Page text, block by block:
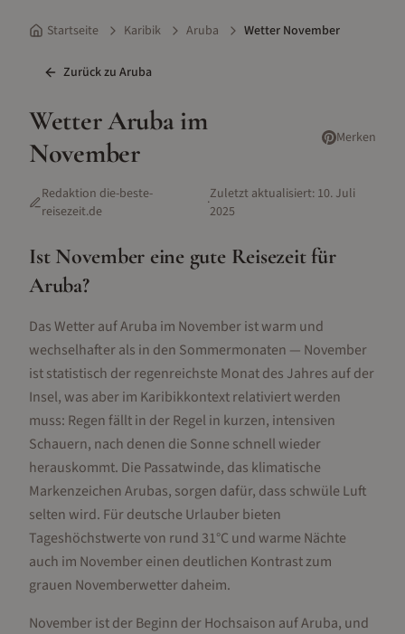
Startseite Karibik Aruba Wetter November
Zurück zu Aruba
WetterArubaim
November
Merken
Redaktion die-beste-
reisezeit.de
·Zuletzt aktualisiert: 10. Juli
2025
Ist November eine gute Reisezeit für
Aruba?
Das Wetter auf Aruba im November ist warm und
wechselhafter als in den Sommermonaten — November
ist statistisch der regenreichste Monat des Jahres auf der
Insel, was aber im Karibikkontext relativiert werden
muss: Regen fällt in der Regel in kurzen, intensiven
Schauern, nach denen die Sonne schnell wieder
herauskommt. Die Passatwinde, das klimatische
Markenzeichen Arubas, sorgen dafür, dass schwüle Luft
selten wird. Für deutsche Urlauber bieten
Tageshöchstwerte von rund 31°C und warme Nächte
auch im November einen deutlichen Kontrast zum
grauen Novemberwetter daheim.
November ist der Beginn der Hochsaison auf Aruba, und